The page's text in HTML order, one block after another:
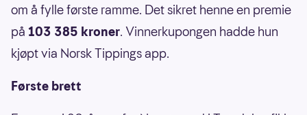
om å fylle første ramme. Det sikret henne en premie
på 103 385 kroner. Vinnerkupongen hadde hun
kjøpt via Norsk Tippings app.
Første brett